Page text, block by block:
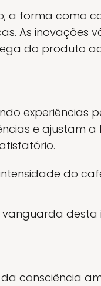
a forma como
As inovações
do produto
experiências
e ajustam
do
desta
consciência